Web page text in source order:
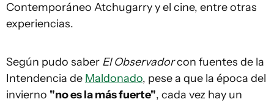
Contemporáneo Atchugarry y el cine, entre otras
experiencias.
Según pudo saber El Observadorcon fuentes de la
Intendencia de Maldonado, pese a que la época del
invierno "no es la más fuerte", cada vez hay un